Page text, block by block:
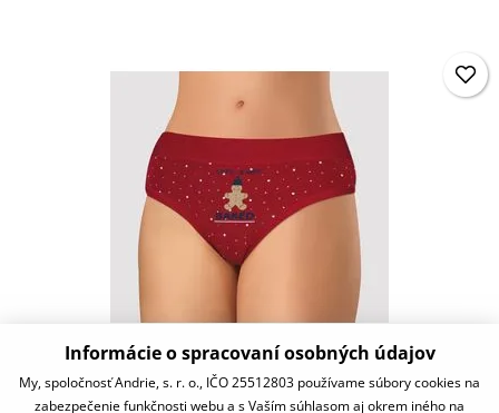
PS1081
Informácie o spracovaní osobných údajov
My, spoločnosť Andrie, s. r. o., IČO 25512803 používame súbory cookies na
zabezpečenie funkčnosti webu a s Vaším súhlasom aj okrem iného na